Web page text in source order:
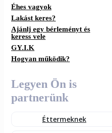
Éhes vagyok
Lakást keres?
Ajánlj egy bérleményt és
keress vele
GY.I.K
Hogyan működik?
Legyen Ön is
partnerünk
Éttermeknek